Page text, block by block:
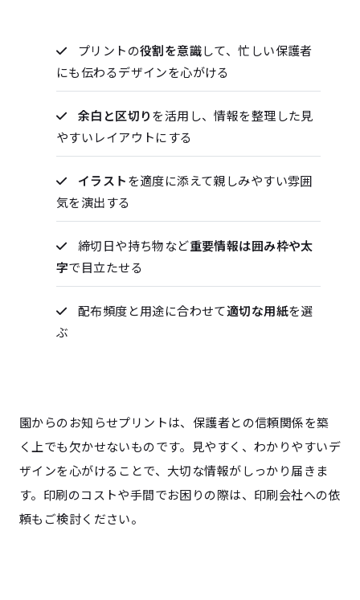
プリントの役割を意識して、忙しい保護者
にも伝わるデザインを心がける
余白と区切りを活用し、情報を整理した見
やすいレイアウトにする
イラストを適度に添えて親しみやすい雰囲
気を演出する
締切日や持ち物など重要情報は囲み枠や太
字で目立たせる
配布頻度と用途に合わせて適切な用紙を選
ぶ
園からのお知らせプリントは、保護者との信頼関係を築
く上でも欠かせないものです。見やすく、わかりやすいデ
ザインを心がけることで、大切な情報がしっかり届きま
す。印刷のコストや手間でお困りの際は、印刷会社への依
頼もご検討ください。